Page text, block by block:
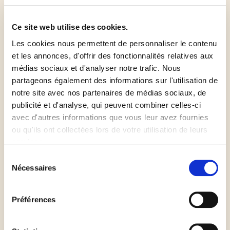
Ce site web utilise des cookies.
Les cookies nous permettent de personnaliser le contenu
et les annonces, d'offrir des fonctionnalités relatives aux
médias sociaux et d'analyser notre trafic. Nous
partageons également des informations sur l'utilisation de
notre site avec nos partenaires de médias sociaux, de
publicité et d'analyse, qui peuvent combiner celles-ci
avec d'autres informations que vous leur avez fournies
ou qu'ils ont collectées lors de votre utilisation de leurs
Nécessaires
Préférences
hachée (veiller à ne pas la faire bouillir) et l'ail. Cuire
légèrement, puis assaisonner de sel fin et de poivre
du moulin.
Préchauffer le four à 200 °C (th. 6-7).
Étaler la pâte dans un moule à tarte. Ajouter la
moitié du gruyère, puis la viande hachée et enfin les
Démouler ensuite la tarte et la parsemer de basilic.